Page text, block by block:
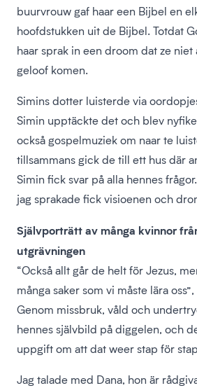
buurvrouw gaf haar een Bijbel en
hoofdstukken uit de Bijbel. Totdat
haar sprak in een droom dat ze
geloof komen.
Simins dotter luisterde via
Simin upptäckte det och blev
också gospelmuziek om naar te
tillsammans gick de till ett hus där
Simin fick svar på alla hennes
jag sprakade fick visioenen och
Självporträtt av många kvinnor
utgrävningen
“Också allt går de helt för Jezus,
många saker som vi måste lära
Genom missbruk, våld och
hennes självbild på diggelen, och
uppgift om att dat weer stap för
Jag talade med Dana, hon är